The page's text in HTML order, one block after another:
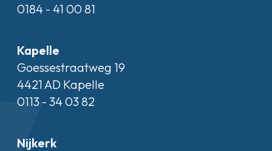
0184 - 41 00 81
Kapelle
Goessestraatweg 19
4421 AD Kapelle
0113 - 34 03 82
Nijkerk